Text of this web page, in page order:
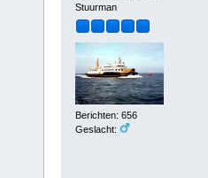
Stuurman
Berichten: 656
Geslacht: